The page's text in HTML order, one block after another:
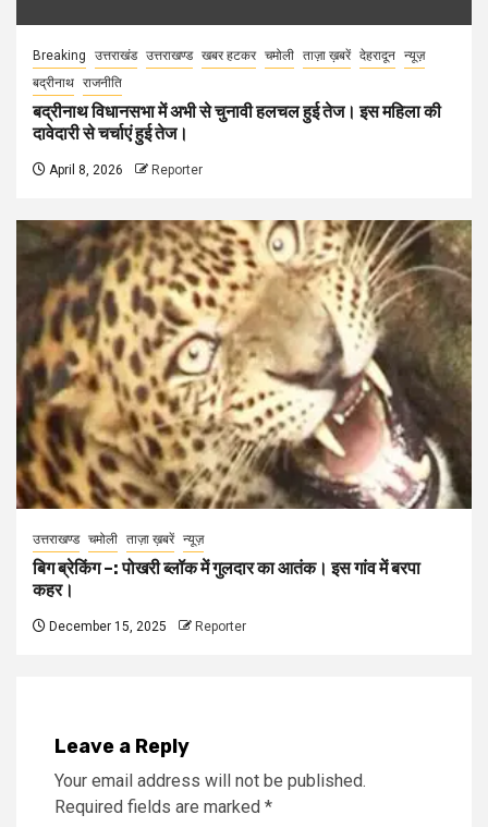
Breaking उत्तराखंड उत्तराखण्ड खबर हटकर चमोली ताज़ा ख़बरें देहरादून न्यूज़
बद्रीनाथ राजनीति
बद्रीनाथ विधानसभा में अभी से चुनावी हलचल हुई तेज। इस महिला की
दावेदारी से चर्चाएं हुई तेज।
April 8, 2026 Reporter
उत्तराखण्ड चमोली ताज़ा ख़बरें न्यूज़
बिग ब्रेकिंग –: पोखरी ब्लॉक में गुलदार का आतंक। इस गांव में बरपा
कहर।
December 15, 2025 Reporter
Leave a Reply
Your email address will not be published.
Required fields are marked *